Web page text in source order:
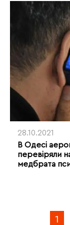
28.10.2021
В Одесі
перевіряли
медбрата
1